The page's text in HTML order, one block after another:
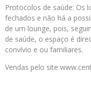
Protocolos de saúde: Os
fechados e não há a
de um lounge, pois,
de saúde, o espaço é
convívio e ou familiares.
Vendas pelo site